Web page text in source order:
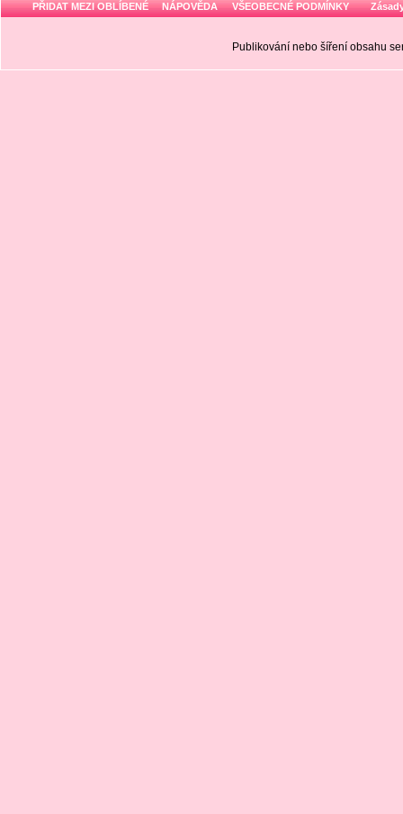
PŘIDAT MEZI OBLÍBENÉ NÁPOVĚDA VŠEOBECNÉ PODMÍNKY
Publikování nebo šíření obsahu